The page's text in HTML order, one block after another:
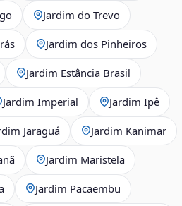
Jardim do Trevo
Jardim dos Pinheiros
Jardim Estância Brasil
Jardim Imperial Jardim Ipê
Jaraguá Jardim Kanimar
Jardim Maristela
Jardim Pacaembu